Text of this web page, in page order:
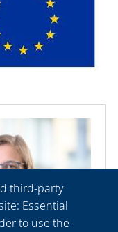
third-party
Essential
to use the